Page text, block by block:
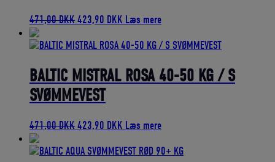
471,00DKKDen
pris
471,00 DKK.
423,90 DKK Den
pris
423,90 DKK.
Læs mere
BALTIC MISTRAL ROSA 40-50 KG / S
SVØMMEVEST
471,00DKKDen
pris
423,90 DKK Den
pris
Læs mere